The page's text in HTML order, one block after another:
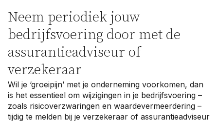
Neem periodiek jouw
bedrijfsvoering door met de
assurantieadviseur of
verzekeraar
Wil je ‘groeipijn’ met je onderneming voorkomen, dan
is het essentieel om wijzigingen in je bedrijfsvoering –
zoals risicoverzwaringen en waardevermeerdering –
tijdig te melden bij je verzekeraar of assurantieadviseur